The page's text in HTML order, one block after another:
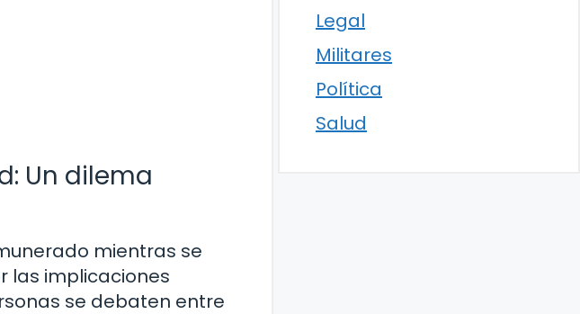
Un dilema
mientras se
las implicaciones
se debaten entre
Legal
Militares
Política
Salud